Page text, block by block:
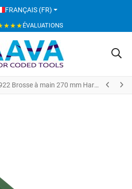
VOTRE LANGUE
FRANÇAIS (FR)
ÉVALUATIONS
Brosse à main 270 mm Hart Vert